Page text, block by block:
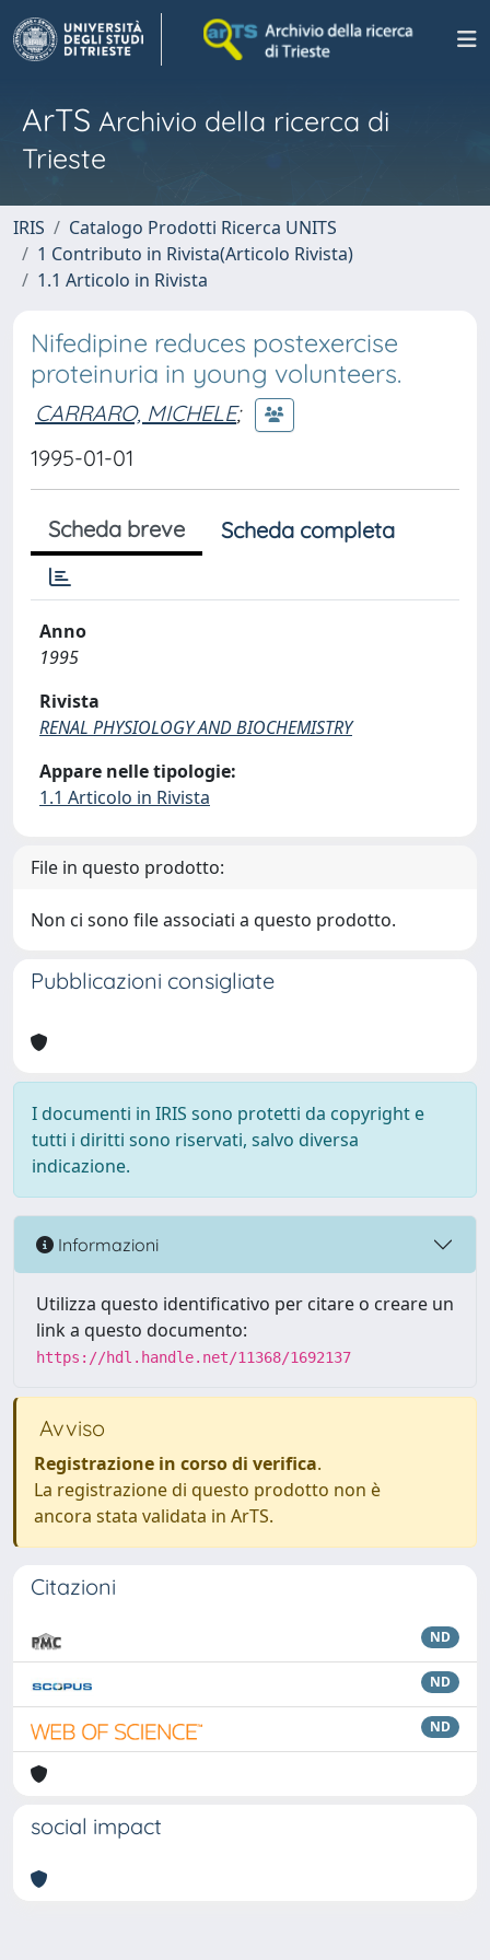
ArTS Archivio della ricerca di
Trieste
IRIS
Catalogo Prodotti Ricerca UNITS
1 Contributo in Rivista(Articolo Rivista)
1.1 Articolo in Rivista
Nifedipine reduces postexercise
proteinuria in young volunteers.
CARRARO, MICHELE;
1995-01-01
Scheda breve Scheda completa
Anno
1995
Rivista
RENAL PHYSIOLOGY AND BIOCHEMISTRY
Appare nelle tipologie:
1.1 Articolo in Rivista
File in questo prodotto:
Non ci sono file associati a questo prodotto.
Pubblicazioni consigliate
I documenti in IRIS sono protetti da copyright e
tutti i diritti sono riservati, salvo diversa
indicazione.
Informazioni
Utilizza questo identificativo per citare o creare un
link a questo documento:
https://hdl.handle.net/11368/1692137
Avviso
Registrazione in corso di verifica.
La registrazione di questo prodotto non è
ancora stata validata in ArTS.
Citazioni
ND
ND
ND
social impact